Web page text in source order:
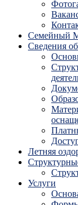
Семейный
Сведения об
Летняя
Услуги